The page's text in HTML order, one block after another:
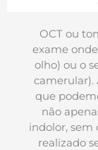
OCT ou
exame
olho) ou o
camerular).
que
não
indolor, sem
realizado